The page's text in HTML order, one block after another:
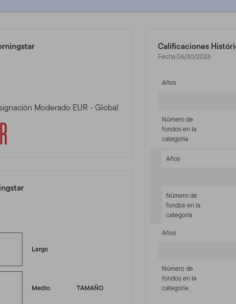
Moderado EUR - Global
title-sr-equity]
Largo
TAMAÑO
Medio
Calificaciones
Fecha 06/30/2026
Años
Número de
fondos en la
categoría
Años
Número de
fondos en la
categoría
Años
Número de
fondos en la
categoría